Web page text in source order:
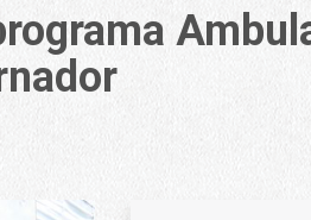
para a Cacuia, na Ilha do Governador